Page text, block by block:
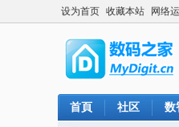
设为首页 收藏本站 网络
首頁 社区 数